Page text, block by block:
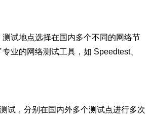
试地点选择在国内多个不同的网络节
业的网络测试工具，如 Speedtest、
试，分别在国内外多个测试点进行多次